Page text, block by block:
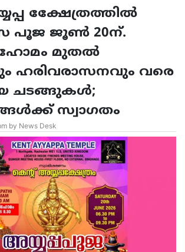
ക്ഷേേത്രത്തിൽ
പൂജ ജൂൺ 20ന്.
മുതൽ
ഹരിവരാസനവും വരെ
ചടങ്ങുകൾ;
സ്വാഗതം
by News Desk